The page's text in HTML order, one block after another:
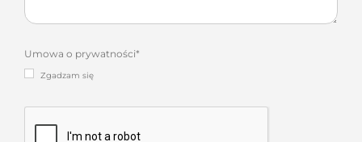
Umowa o prywatności*
Zgadzam się